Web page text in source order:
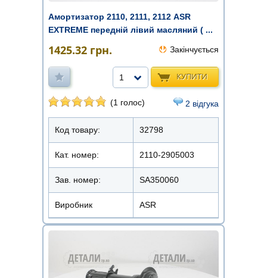
Амортизатор 2110, 2111, 2112 ASR
EXTREME передній лівий масляний ( ...
1425.32 грн. Закінчується
КУПИТИ
1
(1 голос) 2 відгука
Код товару: 32798
Кат. номер: 2110-2905003
Зав. номер: SA350060
Виробник ASR